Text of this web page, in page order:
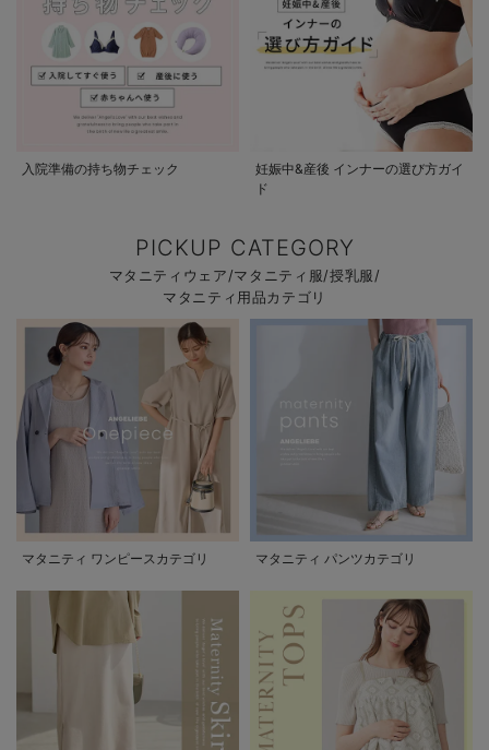
入院準備の持ち物チェック
妊娠中&産後 インナーの選び方ガイ
ド
PICKUP CATEGORY
マタニティウェア/マタニティ服/授乳服/
マタニティ用品カテゴリ
マタニティ ワンピースカテゴリ マタニティ パンツカテゴリ